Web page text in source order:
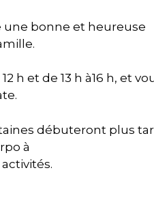
une bonne et heureuse
h et de 13 h à16 h, et
débuteront plus
à